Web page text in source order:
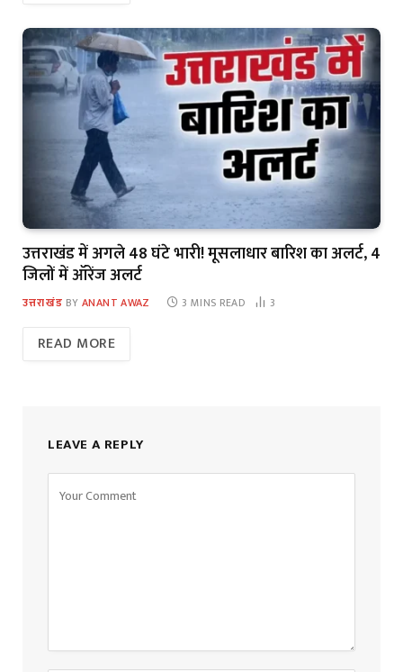
उत्तराखंड में अगले 48 घंटे भारी! मूसलाधार बारिश का अलर्ट, 4
जिलों में ऑरेंज अलर्ट
उत्तराखंड BY ANANT AWAZ 3 MINS READ 3
READ MORE
LEAVE A REPLY